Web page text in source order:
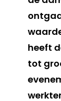
heeft
tot